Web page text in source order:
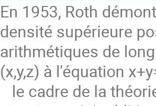
En 1953, Roth
densité supérieure
arithmétiques de
(x,y,z) à l'équation
le cadre de la